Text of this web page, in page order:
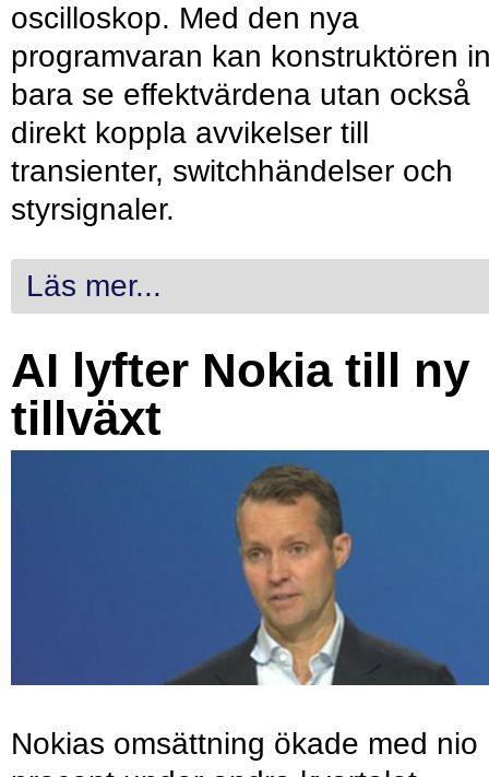
oscilloskop. Med den nya
programvaran kan konstruktören
bara se effektvärdena utan också
direkt koppla avvikelser till
transienter, switchhändelser och
styrsignaler.
Läs mer...
AI lyfter Nokia till ny
tillväxt
Nokias omsättning ökade med nio